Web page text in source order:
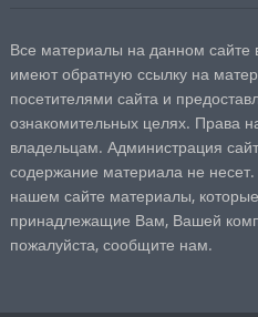
Все материалы на данном сайте
имеют обратную ссылку на
посетителями сайта и
ознакомительных целях. Права
владельцам. Администрация
содержание материала не
нашем сайте материалы,
принадлежащие Вам, Вашей
пожалуйста, сообщите нам.